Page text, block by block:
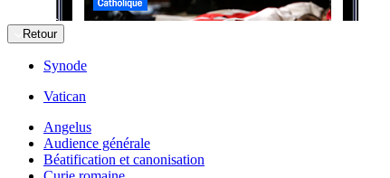
Retour
Synode
Vatican
Angelus
Audience générale
Béatification et canonisation